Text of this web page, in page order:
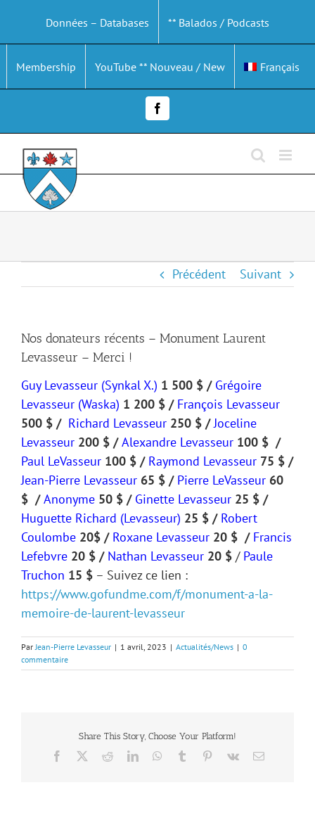
contenu
Données – Databases ** Balados / Podcasts
Membership YouTube ** Nouveau / New Français
Facebook
Précédent Suivant
Nos donateurs récents – Monument Laurent
Levasseur – Merci !
Guy Levasseur (Synkal X.) 1 500 $ / Grégoire
Levasseur (Waska) 1 200 $ / François Levasseur
500 $ / Richard Levasseur 250 $ /Joceline
Levasseur 200 $ /Alexandre Levasseur 100 $ /
Paul LeVasseur 100 $ / Raymond Levasseur 75 $ /
Jean-Pierre Levasseur 65 $ / Pierre LeVasseur 60
$ /Anonyme 50 $ / Ginette Levasseur 25 $ /
Huguette Richard (Levasseur) 25 $ / Robert
Coulombe 20$ / Roxane Levasseur 20 $ / Francis
Lefebvre 20 $ / Nathan Levasseur 20 $ / Paule
Truchon 15 $ – Suivez ce lien :
https://www.gofundme.com/f/monument-a-la-
memoire-de-laurent-levasseur
ParJean-Pierre Levasseur | 1 avril, 2023 | Actualités/News | 0
commentaire
Share This Story, Choose Your Platform!
Facebook RedditLinkedInWhatsApp
Tumblr Pinterest
Vk Email